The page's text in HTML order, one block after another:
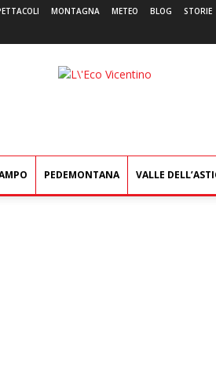
MONTAGNA METEO BLOG STORIE
L'Eco
PEDEMONTANA VALLE